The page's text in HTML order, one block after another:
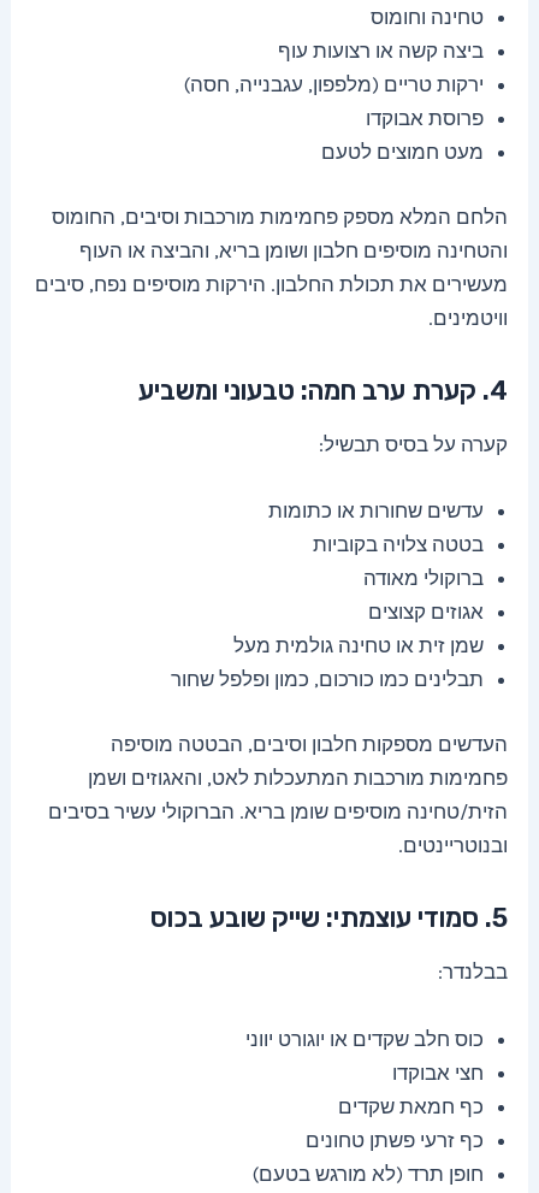
טחינה וחומוס
ביצה קשה או רצועות עוף
ירקות טריים (מלפפון, עגבנייה, חסה)
פרוסת אבוקדו
מעט חמוצים לטעם
הלחם המלא מספק פחמימות מורכבות וסיבים, החומוס
והטחינה מוסיפים חלבון ושומן בריא, והביצה או העוף
מעשירים את תכולת החלבון. הירקות מוסיפים נפח, סיבים
וויטמינים.
4. קערת ערב חמה: טבעוני ומשביע
קערה על בסיס תבשיל:
עדשים שחורות או כתומות
בטטה צלויה בקוביות
ברוקולי מאודה
אגוזים קצוצים
שמן זית או טחינה גולמית מעל
תבלינים כמו כורכום, כמון ופלפל שחור
העדשים מספקות חלבון וסיבים, הבטטה מוסיפה
פחמימות מורכבות המתעכלות לאט, והאגוזים ושמן
הזית/טחינה מוסיפים שומן בריא. הברוקולי עשיר בסיבים
ובנוטריינטים.
5. סמודי עוצמתי: שייק שובע בכוס
בבלנדר:
כוס חלב שקדים או יוגורט יווני
חצי אבוקדו
כף חמאת שקדים
כף זרעי פשתן טחונים
חופן תרד (לא מורגש בטעם)